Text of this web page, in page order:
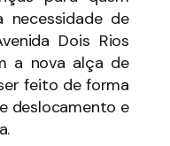
de
Dois Rios
a nova alça de
feito de forma
deslocamento e